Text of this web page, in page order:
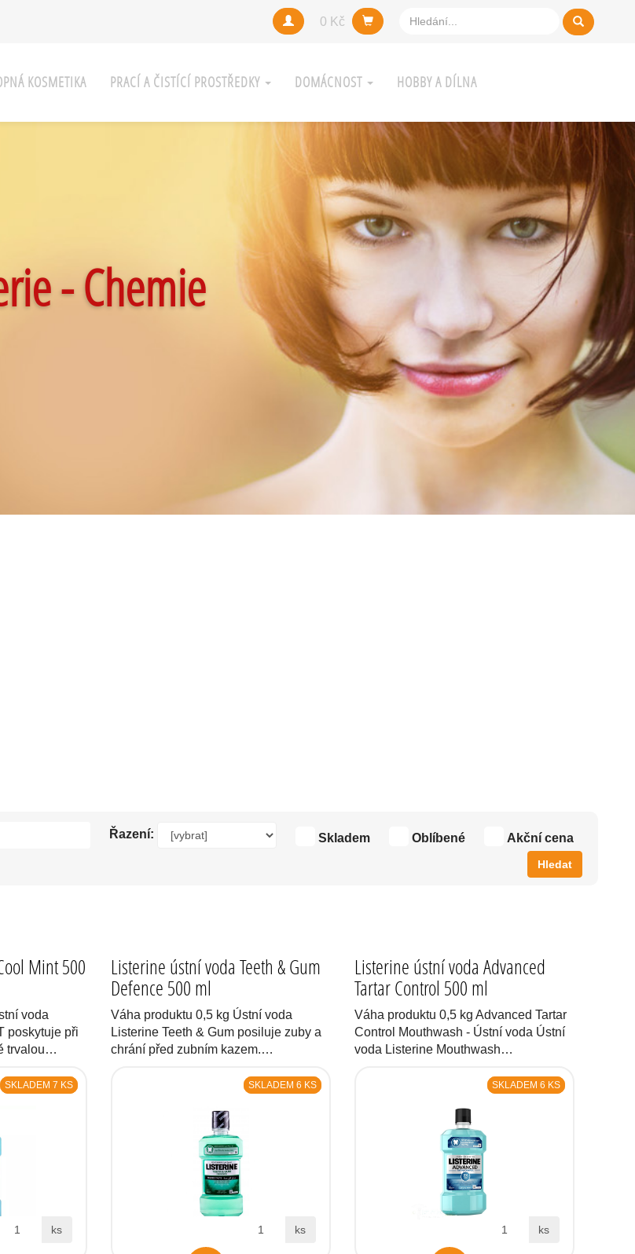
0 Kč
KOSMETIKA PRACÍ A ČISTÍCÍ PROSTŘEDKY DOMÁCNOST HOBBY A DÍLNA
- Chemie
Řazení: Skladem Oblíbené Akční cena
Hledat
Mint 500
voda
poskytuje při
trvalou…
SKLADEM 7 KS
ks
Listerine ústní voda Teeth & Gum
Defence 500 ml
Váha produktu 0,5 kg Ústní voda
Listerine Teeth & Gum posiluje zuby a
chrání před zubním kazem.…
SKLADEM 6 KS
ks
Listerine ústní voda Advanced
Tartar Control 500 ml
Váha produktu 0,5 kg Advanced Tartar
Control Mouthwash - Ústní voda Ústní
voda Listerine Mouthwash…
SKLADEM 6 KS
ks